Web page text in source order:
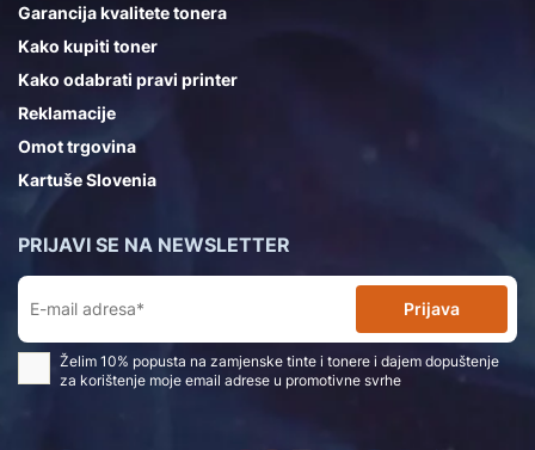
Garancija kvalitete tonera
Kako kupiti toner
Kako odabrati pravi printer
Reklamacije
Omot trgovina
Kartuše Slovenia
PRIJAVI SE NA NEWSLETTER
Prijava
Želim 10% popusta na zamjenske tinte i tonere i dajem dopuštenje
za korištenje moje email adrese u promotivne svrhe